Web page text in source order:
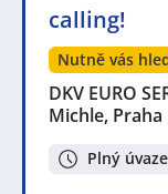
calling!
Nutně vás
DKV EURO
Michle, Praha
Plný